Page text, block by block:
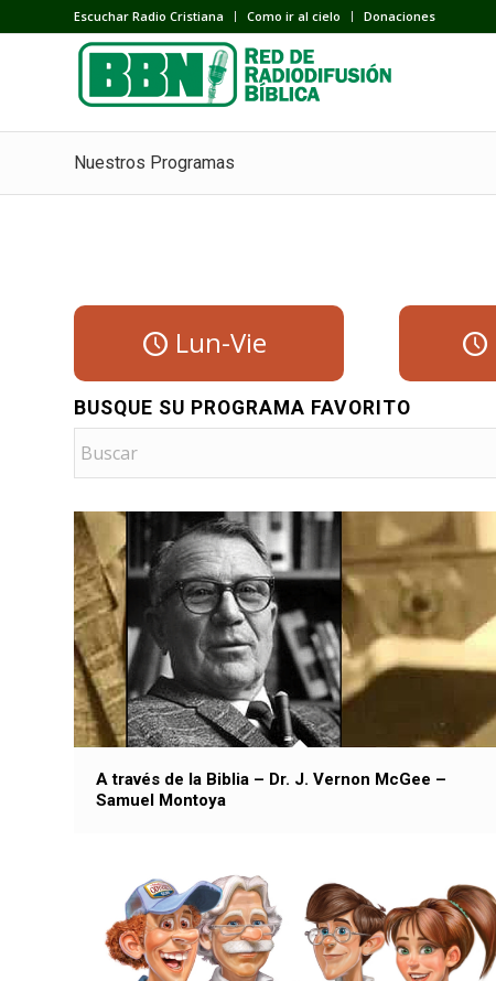
Escuchar Radio Cristiana Como ir al cielo Donaciones
Nuestros Programas
Lun-Vie
BUSQUE SU PROGRAMA FAVORITO
A través de la Biblia – Dr. J. Vernon McGee –
Samuel Montoya